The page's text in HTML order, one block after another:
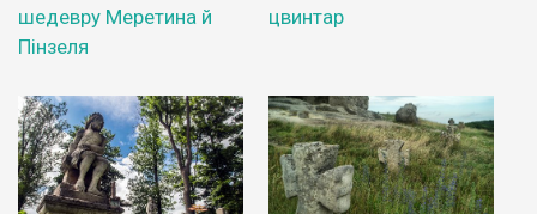
шедевру Меретина й
Пінзеля
цвинтар